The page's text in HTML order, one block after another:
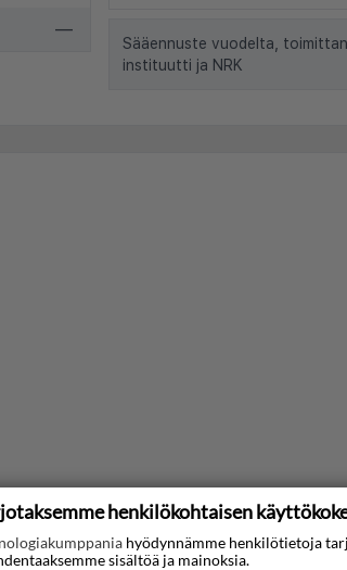
—
Sääennuste vuodelta,
instituutti ja NRK
henkilökohtaisen
hyödynnämme henkilötietoja
sisältöä ja mainoksia.